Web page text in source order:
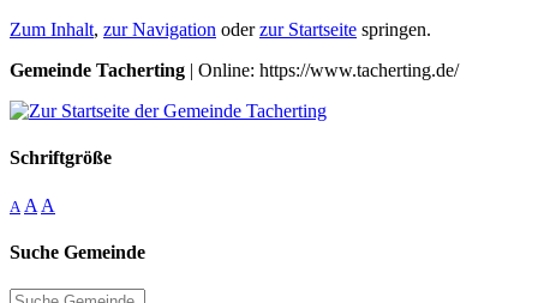
Zum Inhalt, zur Navigation oderzur Startseite springen.
Gemeinde Tacherting | Online: https://www.tacherting.de/
Schriftgröße
A A A
Suche Gemeinde